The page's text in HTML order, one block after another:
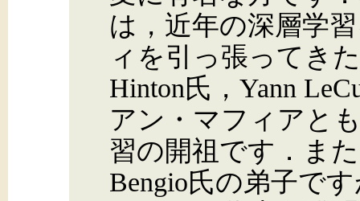
は，近年の深層学
ィを引っ張ってき
Hinton氏，Yann
アン・マフィアと
習の開祖です．ま
Bengio氏の弟子で